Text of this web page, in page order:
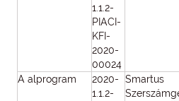
1.1.2-
PIACI-
KFI-
2020-
00024
A alprogram
2020-
1.1.2-
Smartus